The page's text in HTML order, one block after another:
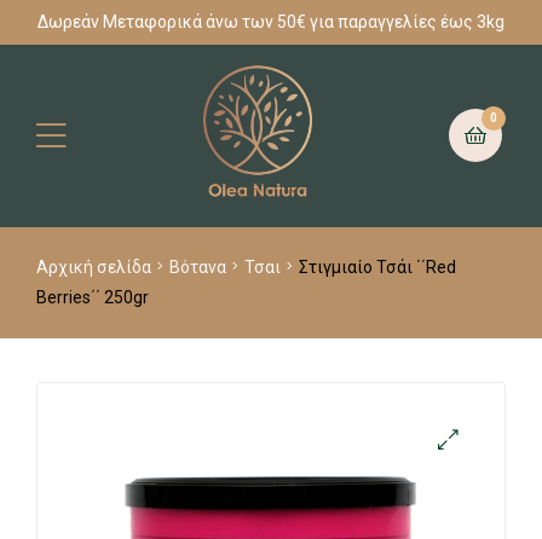
Δωρεάν Μεταφορικά άνω των 50€ για παραγγελίες έως 3kg
0
Αρχική σελίδα Βότανα Τσαι
Στιγμιαίο Τσάι ΄΄Red
Berries΄΄ 250gr